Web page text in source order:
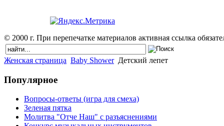
© 2000 г. При перепечатке материалов активная ссылка
Женская страница Baby Shower Детский лепет
Популярное
Вопросы-ответы (игра для смеха)
Зеленая пятка
Молитва "Отче Наш" с разъяснениями